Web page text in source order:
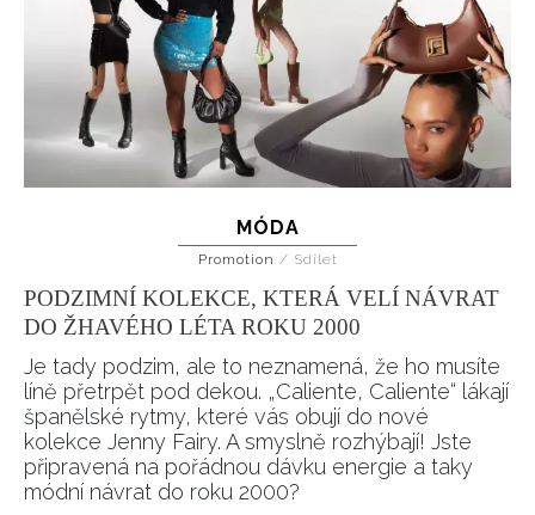
MÓDA
Promotion / Sdílet
PODZIMNÍ KOLEKCE, KTERÁ VELÍ NÁVRAT
DO ŽHAVÉHO LÉTA ROKU 2000
Je tady podzim, ale to neznamená, že ho musíte
líně přetrpět pod dekou. „Caliente, Caliente“ lákají
španělské rytmy, které vás obují do nové
kolekce Jenny Fairy. A smyslně rozhýbají! Jste
připravená na pořádnou dávku energie a taky
módní návrat do roku 2000?